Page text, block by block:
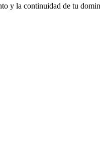
y la continuidad de tu